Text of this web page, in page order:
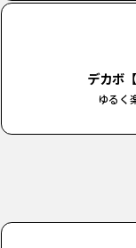
デカボ
ゆるく